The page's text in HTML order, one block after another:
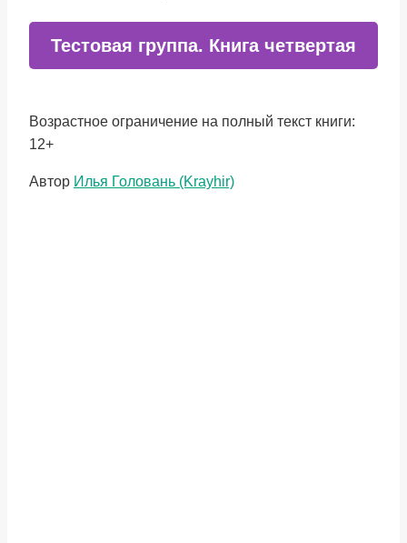
Тестовая группа. Книга четвертая
Возрастное ограничение на полный текст книги:
12+
Метки
Автор Илья Головань (Krayhir)